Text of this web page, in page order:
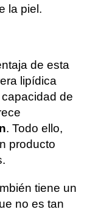
la piel.
de esta
lipídica
de
. Todo ello,
producto
tiene un
no es tan